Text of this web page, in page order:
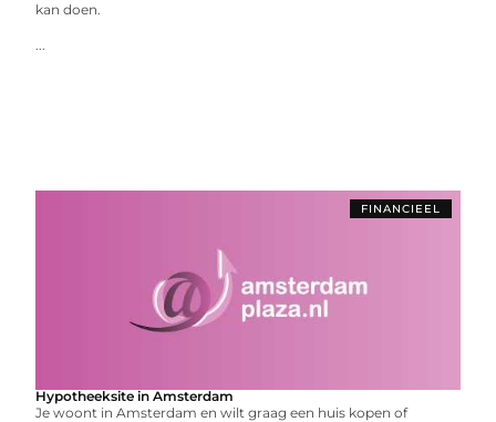
kan doen.
...
FINANCIEEL
Hypotheeksite in Amsterdam
Je woont in Amsterdam en wilt graag een huis kopen of